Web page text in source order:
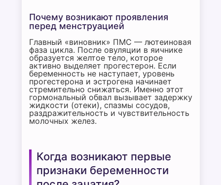
Почему возникают проявления
перед менструацией
Главный «виновник» ПМС — лютеиновая
фаза цикла. После овуляции в яичнике
образуется желтое тело, которое
активно выделяет прогестерон. Если
беременность не наступает, уровень
прогестерона и эстрогена начинает
стремительно снижаться. Именно этот
гормональный обвал вызывает задержку
жидкости (отеки), спазмы сосудов,
раздражительность и чувствительность
молочных желез.
Когда возникают первые
признаки беременности